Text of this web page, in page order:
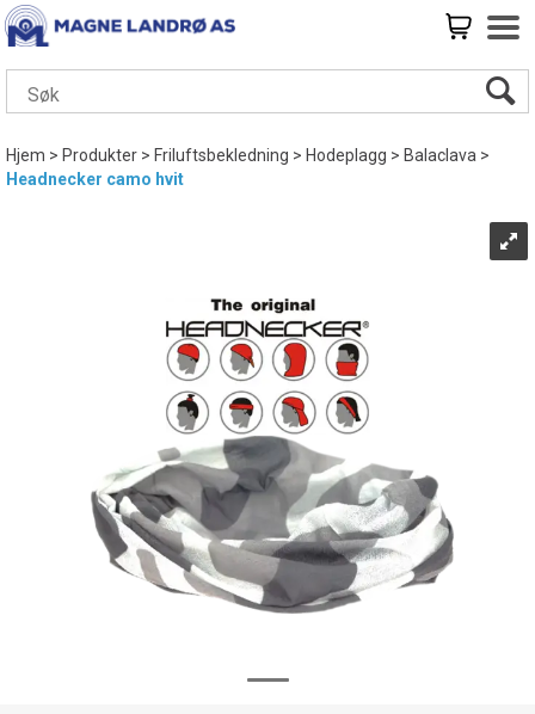
Hjem>Produkter>Friluftsbekledning>Hodeplagg>Balaclava>
Headnecker camo hvit